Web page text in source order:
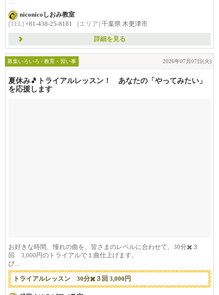
小学1年生から高校3年生...
niconicoしおみ教室
[TEL] +81-438-25-8181 [エリア] 千葉県 木更津市
詳細を見る
募集いろいろ / 教育・習い事 2026年07月07日(火)
夏休み🎵トライアルレッスン！ あなたの「やってみたい」
を応援します
お好きな時間、憧れの曲を、皆さまのレベルに合わせて、30分✖️３
回 3,000円のトライアルで１曲仕上げます。
び...
トライアルレッスン 30分✖️３回 3,000円